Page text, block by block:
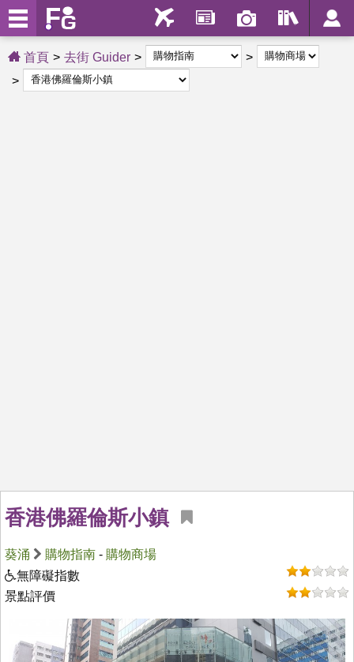
首頁 去街 Guider
香港佛羅倫斯小鎮
葵涌 購物指南 - 購物商場
無障礙指數
景點評價